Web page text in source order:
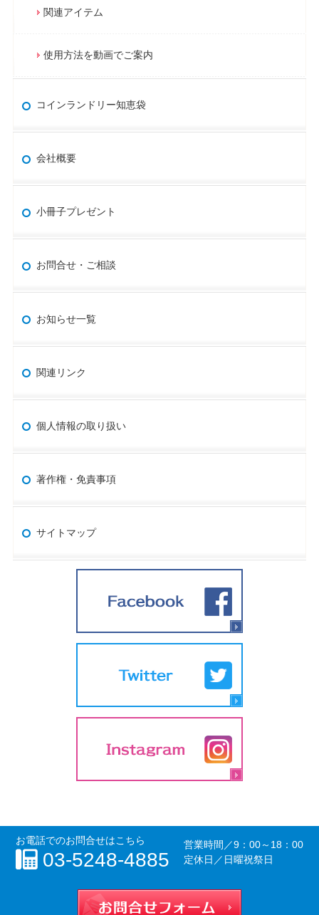
関連アイテム
使用方法を動画でご案内
コインランドリー知恵袋
会社概要
小冊子プレゼント
お問合せ・ご相談
お知らせ一覧
関連リンク
個人情報の取り扱い
著作権・免責事項
サイトマップ
お電話でのお問合せはこちら
03-5248-4885
営業時間／9：00～18：00
定休日／日曜祝祭日